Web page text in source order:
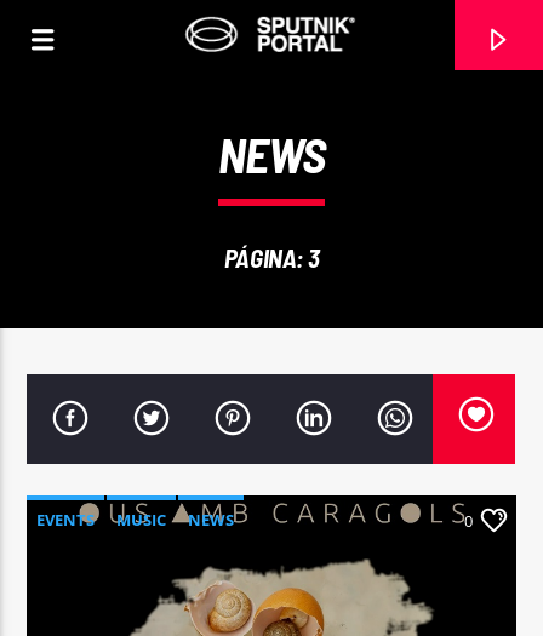
NEWS
PÁGINA: 3
EVENTS MUSIC NEWS 0